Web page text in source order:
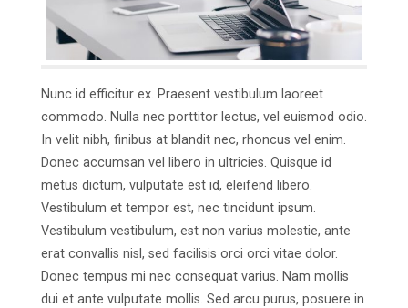
Nunc id efficitur ex. Praesent vestibulum laoreet
commodo. Nulla nec porttitor lectus, vel euismod odio.
In velit nibh, finibus at blandit nec, rhoncus vel enim.
Donec accumsan vel libero in ultricies. Quisque id
metus dictum, vulputate est id, eleifend libero.
Vestibulum et tempor est, nec tincidunt ipsum.
Vestibulum vestibulum, est non varius molestie, ante
erat convallis nisl, sed facilisis orci orci vitae dolor.
Donec tempus mi nec consequat varius. Nam mollis
dui et ante vulputate mollis. Sed arcu purus, posuere in